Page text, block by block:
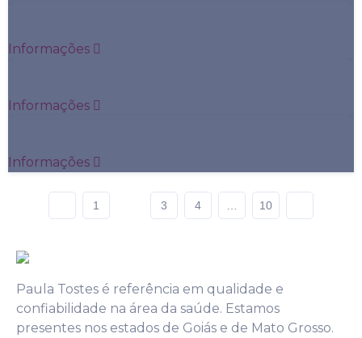
Informações
Informações
Informações
1 3 4 10
Paula Tostes é referência em qualidade e
confiabilidade na área da saúde. Estamos
presentes nos estados de Goiás e de Mato Grosso.